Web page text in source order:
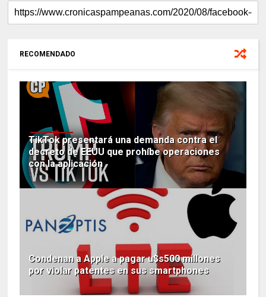
RECOMENDADO
TikTok presentará una demanda contra el
decreto de EEUU que prohíbe operaciones
con la aplicación
Condenan a Apple a pagar u$s500 millones
por violar patentes en sus smartphones